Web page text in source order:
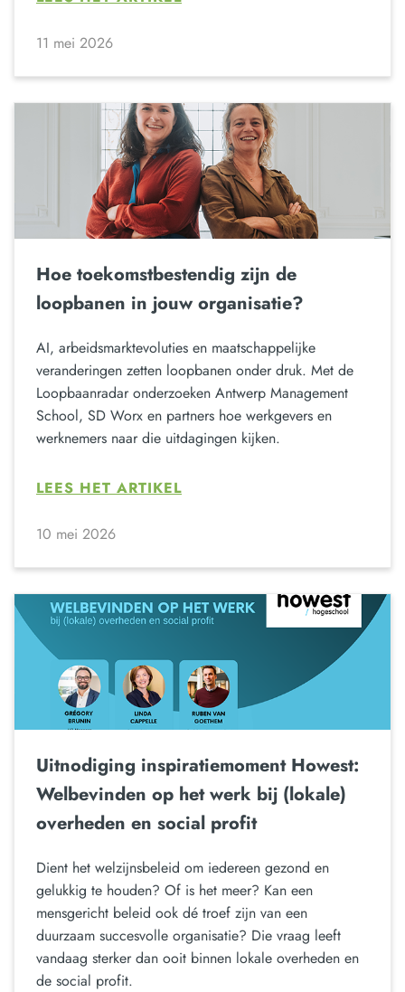
11 mei 2026
Hoe toekomstbestendig zijn de
loopbanen in jouw organisatie?
AI, arbeidsmarktevoluties en maatschappelijke
veranderingen zetten loopbanen onder druk. Met de
Loopbaanradar onderzoeken Antwerp Management
School, SD Worx en partners hoe werkgevers en
werknemers naar die uitdagingen kijken.
LEES HET ARTIKEL
10 mei 2026
Uitnodiging inspiratiemoment Howest:
Welbevinden op het werk bij (lokale)
overheden en social profit
Dient het welzijnsbeleid om iedereen gezond en
gelukkig te houden? Of is het meer? Kan een
mensgericht beleid ook dé troef zijn van een
duurzaam succesvolle organisatie? Die vraag leeft
vandaag sterker dan ooit binnen lokale overheden en
de social profit.